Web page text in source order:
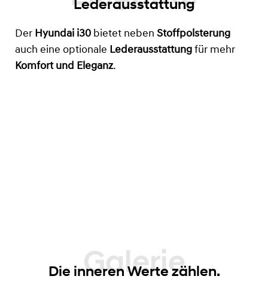
Lederausstattung
Der Hyundai i30 bietet neben Stoffpolsterung
auch eine optionale Lederausstattung für mehr
Komfort und Eleganz.
Galerie
Die inneren Werte zählen.